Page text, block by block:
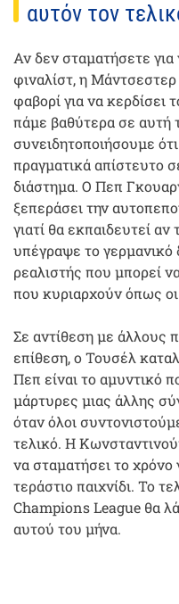
αυτόν τον
Αν δεν σταματήσετε
φιναλίστ, η Μάντσεστερ
φαβορί για να κερδίσει
πάμε βαθύτερα σε αυτή
συνειδητοποιήσουμε
πραγματικά απίστευτο
διάστημα. Ο Πεπ
ξεπεράσει την
γιατί θα εκπαιδευτεί
υπέγραψε το γερμανικό
ρεαλιστής που μπορεί
που κυριαρχούν όπως
Σε αντίθεση με άλλους
επίθεση, ο Τουσέλ
Πεπ είναι το αμυντικό
μάρτυρες μιας άλλης
όταν όλοι
τελικό. Η
να σταματήσει το
τεράστιο παιχνίδι. Το
Champions League θα
αυτού του μήνα.